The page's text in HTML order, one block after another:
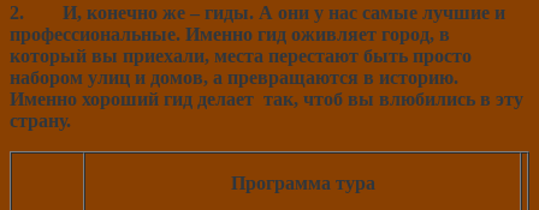
2. И, конечно же – гиды. А они у нас самые лучшие и
профессиональные. Именно гид оживляет город, в
который вы приехали, места перестают быть просто
набором улиц и домов, а превращаются в историю.
Именно хороший гид делает так, чтоб вы влюбились в эту
страну.
Программа тура